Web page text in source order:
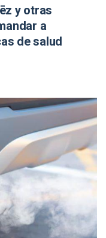
y otras
a
de salud